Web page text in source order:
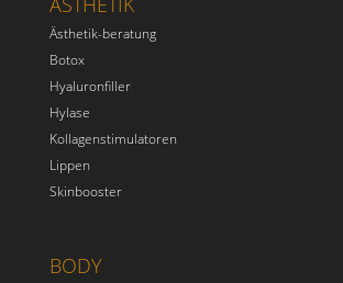
Ästhetik-beratung
Botox
Hyaluronfiller
Hylase
Kollagenstimulatoren
Lippen
Skinbooster
BODY